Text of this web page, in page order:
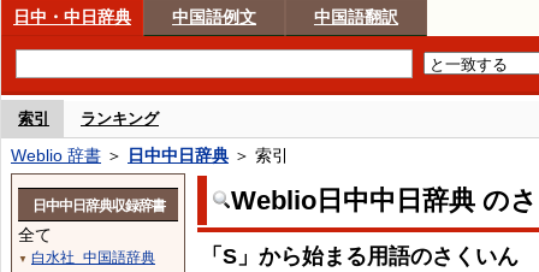
日中・中日辞典 中国語例文 中国語翻訳
索引 ランキング
Weblio 辞書 ＞ 日中中日辞典 ＞ 索引
Weblio日中中日辞典 の
「S」から始まる用語のさくいん
日中中日辞典収録辞書
全て
▼ 白水社 中国語辞典